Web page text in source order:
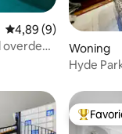
Gemiddelde
4,89 (9)
Woning
Hyde